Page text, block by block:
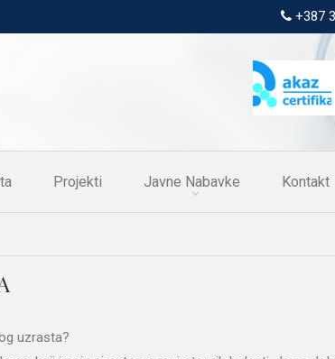
+387
Projekti Javne Nabavke Kontakt
uzrasta?